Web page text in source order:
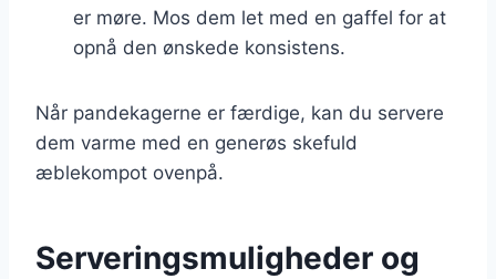
er møre. Mos dem let med en gaffel for at
opnå den ønskede konsistens.
Når pandekagerne er færdige, kan du servere
dem varme med en generøs skefuld
æblekompot ovenpå.
Serveringsmuligheder og